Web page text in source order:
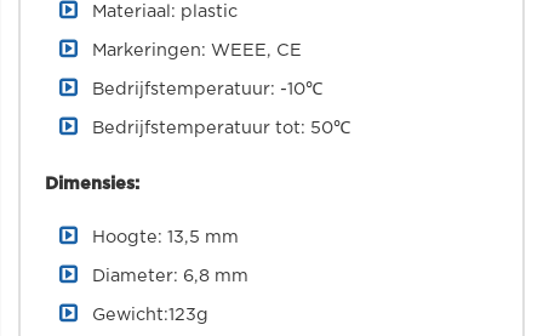
Materiaal: plastic
Markeringen: WEEE, CE
Bedrijfstemperatuur: -10℃
Bedrijfstemperatuur tot: 50℃
Dimensies:
Hoogte: 13,5 mm
Diameter: 6,8 mm
Gewicht:123g